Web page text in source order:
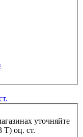
уточняйте
оц. ст.